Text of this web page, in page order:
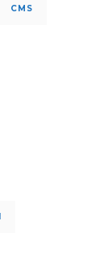
CMS